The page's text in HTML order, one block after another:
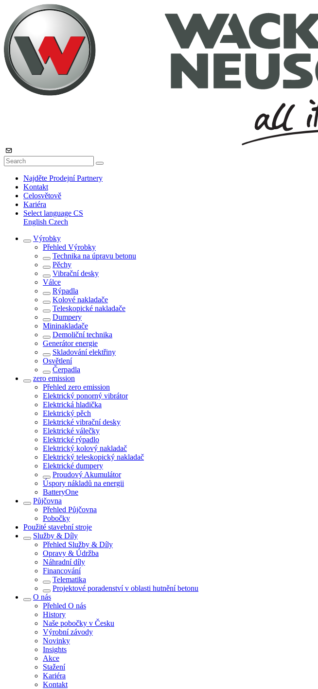
Najděte Prodejní Partnery
Kontakt
Celosvětově
Kariéra
Select language CS
English Czech
Výrobky
Přehled Výrobky
Technika na úpravu betonu
Pěchy
Vibrační desky
Válce
Rýpadla
Kolové nakladače
Teleskopické nakladače
Dumpery
Mininakladače
Demoliční technika
Generátor energie
Skladování elektřiny
Osvětlení
Čerpadla
zero emission
Přehled zero emission
Elektrický ponorný vibrátor
Elektrická hladička
Elektrický pěch
Elektrické vibrační desky
Elektrické válečky
Elektrické rýpadlo
Elektrický kolový nakladač
Elektrický teleskopický nakladač
Elektrické dumpery
Proudový Akumulátor
Úspory nákladů na energii
BatteryOne
Půjčovna
Přehled Půjčovna
Pobočky
Použité stavební stroje
Služby & Díly
Přehled Služby & Díly
Opravy & Údržba
Náhradní díly
Financování
Telematika
Projektové poradenství v oblasti hutnění betonu
O nás
Přehled O nás
History
Naše pobočky v Česku
Výrobní závody
Novinky
Insights
Akce
Stažení
Kariéra
Kontakt